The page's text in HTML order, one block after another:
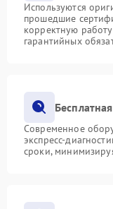
Используются
прошедшие
корректную
гарантийных
Современное
экспресс-
сроки,